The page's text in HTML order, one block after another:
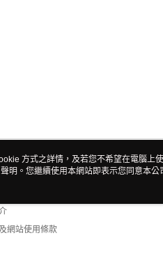
們
網站使用條款
方式之詳情，及若您不希望在電腦上
明。您繼續使用本網站即表示您同意本